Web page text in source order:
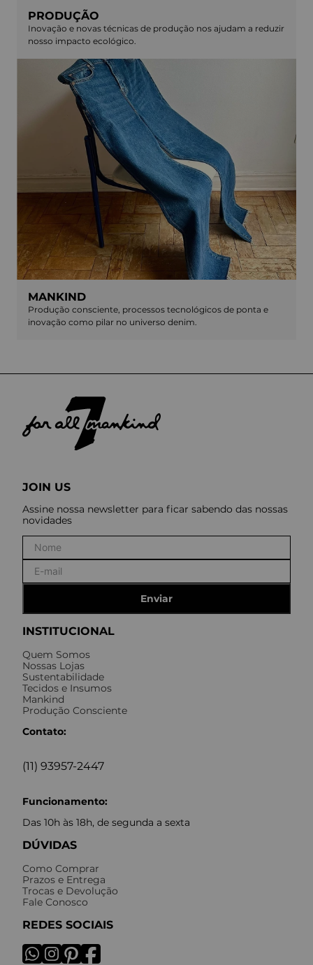
PRODUÇÃO
Inovação e novas técnicas de produção nos ajudam a reduzir
nosso impacto ecológico.
MANKIND
Produção consciente, processos tecnológicos de ponta e
inovação como pilar no universo denim.
INSTITUCIONAL
Quem Somos
Nossas Lojas
Sustentabilidade
Tecidos e Insumos
Mankind
Produção Consciente
Contato:
(11) 93957-2447
Funcionamento:
Das 10h às 18h, de segunda a sexta
DÚVIDAS
Como Comprar
Prazos e Entrega
Trocas e Devolução
Fale Conosco
REDES SOCIAIS
JOIN US
Assine nossa newsletter para ficar sabendo das nossas
novidades
Enviar